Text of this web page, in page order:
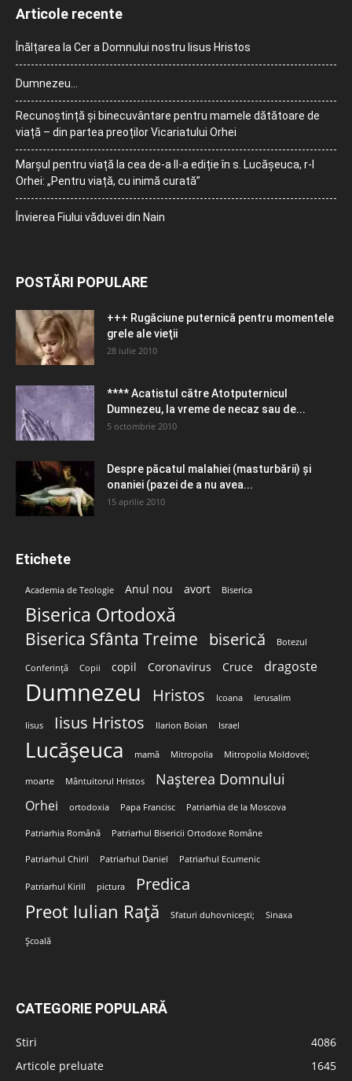
Articole recente
Înălțarea la Cer a Domnului nostru Iisus Hristos
Dumnezeu…
Recunoștință și binecuvântare pentru mamele dătătoare de
viață – din partea preoților Vicariatului Orhei
Marșul pentru viață la cea de-a II-a ediție în s. Lucășeuca, r-l
Orhei: „Pentru viață, cu inimă curată”
Învierea Fiului văduvei din Nain
POSTĂRI POPULARE
+++ Rugăciune puternică pentru momentele
grele ale vieţii
28 iulie 2010
**** Acatistul către Atotputernicul
Dumnezeu, la vreme de necaz sau de...
5 octombrie 2010
Despre păcatul malahiei (masturbării) şi
onaniei (pazei de a nu avea...
15 aprilie 2010
Etichete
Academia de Teologie Anul nou avort Biserica
Biserica Ortodoxă
Biserica Sfânta Treime biserică Botezul
Conferință Copii copil Coronavirus Cruce dragoste
Dumnezeu Hristos Icoana Ierusalim
Iisus Iisus Hristos Ilarion Boian Israel
Lucășeuca mamă Mitropolia Mitropolia Moldovei;
moarte Mântuitorul Hristos Nașterea Domnului
Orhei ortodoxia Papa Francisc Patriarhia de la Moscova
Patriarhia Română Patriarhul Bisericii Ortodoxe Române
Patriarhul Chiril Patriarhul Daniel Patriarhul Ecumenic
Patriarhul Kirill pictura Predica
Preot Iulian Rață Sfaturi duhovnicești; Sinaxa
Școală
CATEGORIE POPULARĂ
Stiri
4086
Articole preluate
1645